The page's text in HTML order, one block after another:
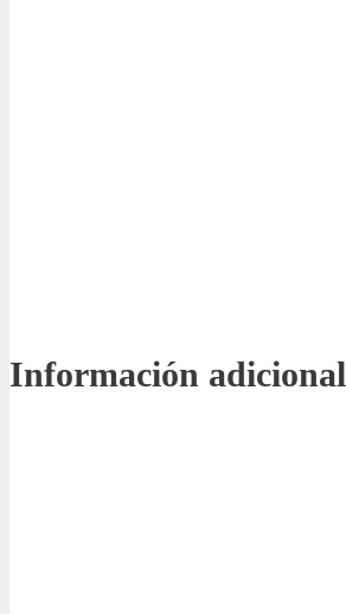
Información adicional